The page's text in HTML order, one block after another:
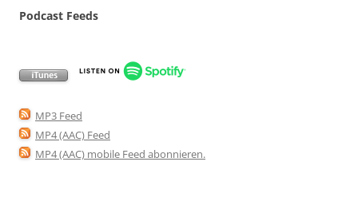
Podcast Feeds
MP3 Feed
MP4 (AAC) Feed
MP4 (AAC) mobile Feed abonnieren.